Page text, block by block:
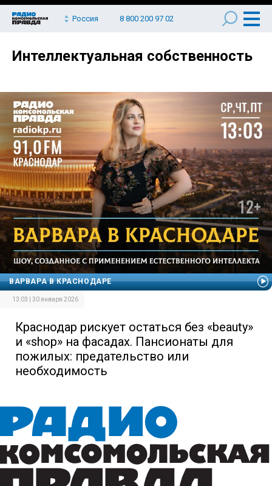
Россия 8 800 200 97 02
Интеллектуальная собственность
ВАРВАРА В КРАСНОДАРЕ
13:03 | 30 января 2026
Краснодар рискует остаться без «beauty»
и «shop» на фасадах. Пансионаты для
пожилых: предательство или
необходимость